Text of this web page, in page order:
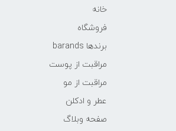
خانه
فروشگاه
برندها barands
مراقبت از پوست
مراقبت از مو
عطر و ادکلن
صفحه وبلاگ